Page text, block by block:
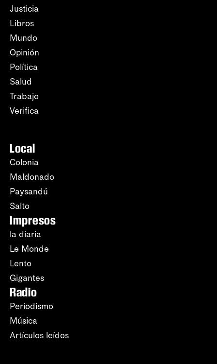
Justicia
Libros
Mundo
Opinión
Política
Salud
Trabajo
Verifica
Local
Colonia
Maldonado
Paysandú
Salto
Impresos
la diaria
Le Monde
Lento
Gigantes
Radio
Periodismo
Música
Artículos leídos